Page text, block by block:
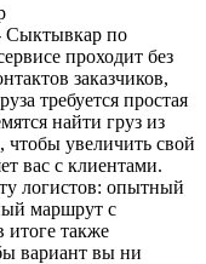
Сыктывкар по
проходит без
заказчиков,
требуется простая
найти груз из
увеличить свой
вас с клиентами.
логистов: опытный
маршрут с
итоге также
вариант вы ни